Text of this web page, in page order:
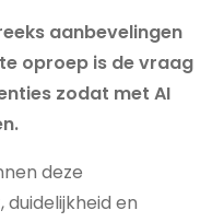
aanbevelingen
oproep is de vraag
zodat met AI
deze
en